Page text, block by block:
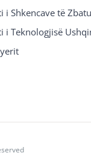
i Shkencave të
i Teknologjisë